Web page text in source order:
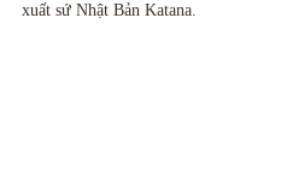
xuất sứ Nhật Bản Katana.